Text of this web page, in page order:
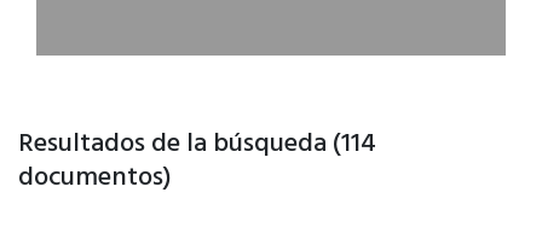
Resultados de la búsqueda (114
documentos)